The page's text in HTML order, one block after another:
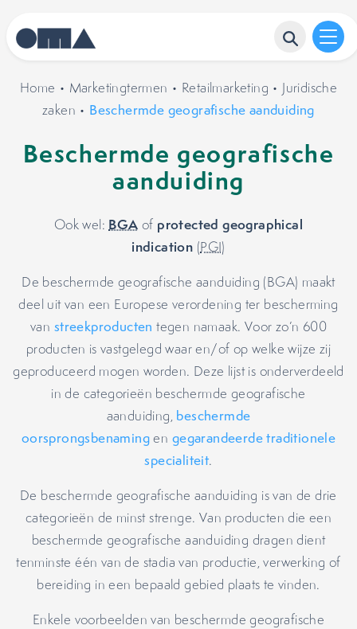
Home • Marketingtermen • Retailmarketing • Juridische
zaken • Beschermde geografische aanduiding
Beschermde geografische
aanduiding
Ook wel: BGA of protected geographical
indication (PGI)
De beschermde geografische aanduiding (BGA) maakt
deel uit van een Europese verordening ter bescherming
van streekproducten tegen namaak. Voor zo’n 600
producten is vastgelegd waar en/of op welke wijze zij
geproduceerd mogen worden. Deze lijst is onderverdeeld
in de categorieën beschermde geografische
aanduiding, beschermde
oorsprongsbenamingen gegarandeerde traditionele
specialiteit.
De beschermde geografische aanduiding is van de drie
categorieën de minst strenge. Van producten die een
beschermde geografische aanduiding dragen dient
tenminste één van de stadia van productie, verwerking of
bereiding in een bepaald gebied plaats te vinden.
Enkele voorbeelden van beschermde geografische